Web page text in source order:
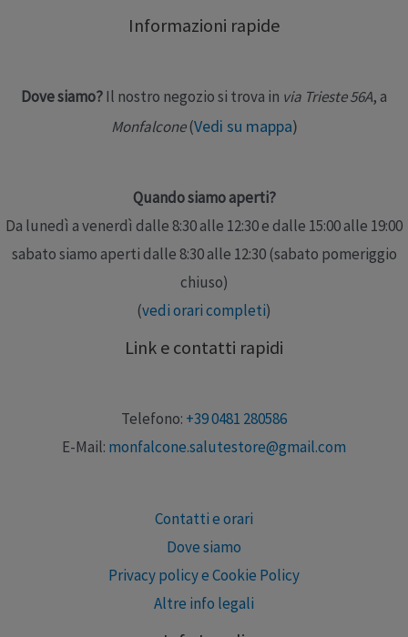
Informazioni rapide
Dove siamo?Il nostro negozio si trova in via Trieste 56A, a
Monfalcone(Vedi su mappa)
Quando siamo aperti?
Da lunedì a venerdì dalle 8:30 alle 12:30 e dalle 15:00 alle 19:00
sabato siamo aperti dalle 8:30 alle 12:30 (sabato pomeriggio
chiuso)
(vedi orari completi)
Link e contatti rapidi
Telefono: +39 0481 280586
E-Mail: monfalcone.salutestore@gmail.com
Contatti e orari
Dove siamo
Privacy policy e Cookie Policy
Altre info legali